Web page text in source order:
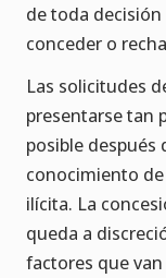
de toda
conceder o
Las solicitudes
presentarse tan
posible
conocimiento
ilícita. La
queda a
factores que